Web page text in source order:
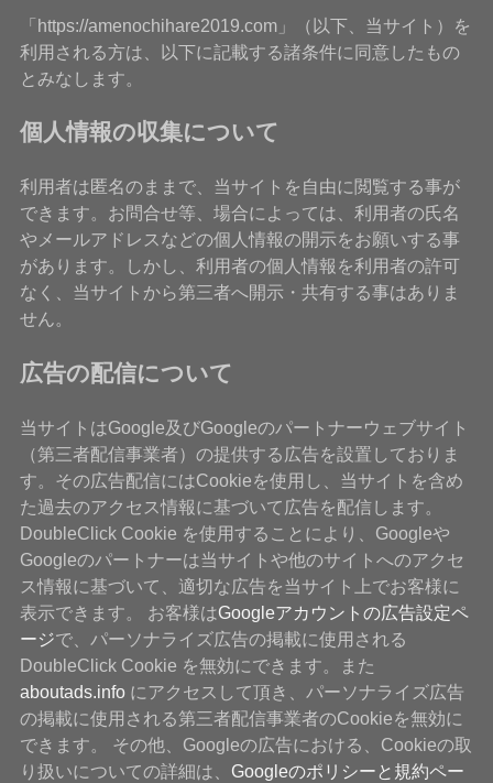
「https://amenochihare2019.com」（以下、当サイト）を
利用される方は、以下に記載する諸条件に同意したもの
とみなします。
個人情報の収集について
利用者は匿名のままで、当サイトを自由に閲覧する事が
できます。お問合せ等、場合によっては、利用者の氏名
やメールアドレスなどの個人情報の開示をお願いする事
があります。しかし、利用者の個人情報を利用者の許可
なく、当サイトから第三者へ開示・共有する事はありま
せん。
広告の配信について
当サイトはGoogle及びGoogleのパートナーウェブサイト
（第三者配信事業者）の提供する広告を設置しておりま
す。その広告配信にはCookieを使用し、当サイトを含め
た過去のアクセス情報に基づいて広告を配信します。
DoubleClick Cookie を使用することにより、Googleや
Googleのパートナーは当サイトや他のサイトへのアクセ
ス情報に基づいて、適切な広告を当サイト上でお客様に
表示できます。 お客様はGoogleアカウントの広告設定ペ
ージで、パーソナライズ広告の掲載に使用される
DoubleClick Cookie を無効にできます。また
aboutads.infoにアクセスして頂き、パーソナライズ広告
の掲載に使用される第三者配信事業者のCookieを無効に
できます。 その他、Googleの広告における、Cookieの取
り扱いについての詳細は、 Googleのポリシーと規約ペー